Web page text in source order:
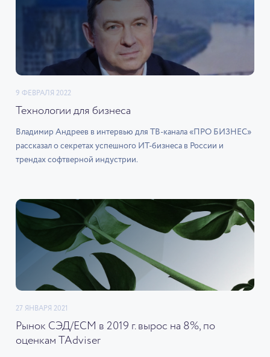
9 ФЕВРАЛЯ 2022
Технологии для бизнеса
Владимир Андреев в интервью для ТВ-канала «ПРО БИЗНЕС»
рассказал о секретах успешного ИТ-бизнеса в России и
трендах софтверной индустрии.
27 ЯНВАРЯ 2021
Рынок СЭД/ECM в 2019 г. вырос на 8%, по
оценкам TAdviser